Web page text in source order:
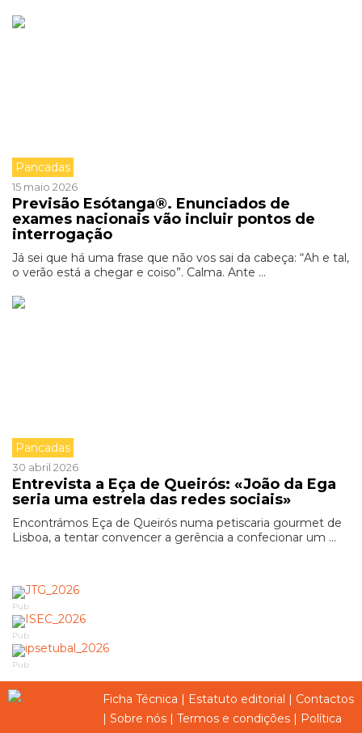
Pancadas
15 maio 2026
Previsão Esótanga®. Enunciados de
exames nacionais vão incluir pontos de
interrogação
Já sei que há uma frase que não vos sai da cabeça: “Ah e tal,
o verão está a chegar e coiso”. Calma. Ante ...
Pancadas
30 abril 2026
Entrevista a Eça de Queirós: «João da Ega
seria uma estrela das redes sociais»
Encontrámos Eça de Queirós numa petiscaria gourmet de
Lisboa, a tentar convencer a gerência a confecionar um ...
Pub
Pub
Pub
Ficha Técnica | Estatuto editorial | Contactos
| Sobre nós | Termos e condições | Política